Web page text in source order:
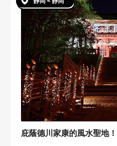
庇蔭德川家康的風水聖地